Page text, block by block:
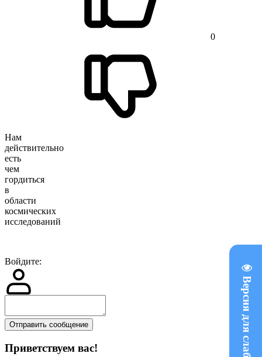
0
Нам
действительно
есть
чем
гордиться
в
области
космических
исследований
Войдите:
Отправить сообщение
Приветствуем вас!